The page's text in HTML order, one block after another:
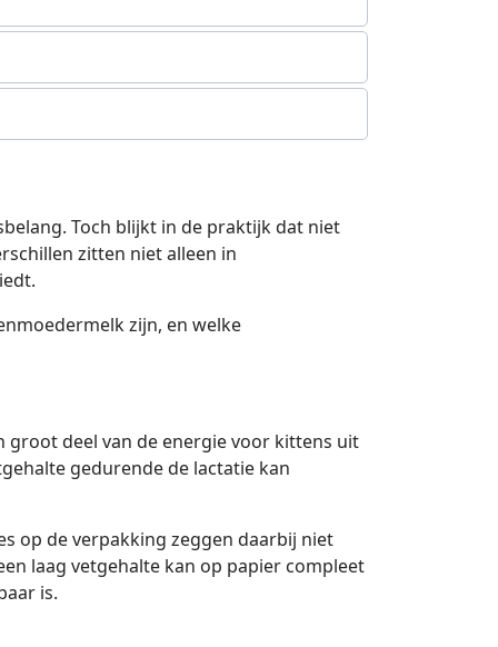
Toch blijkt in de praktijk dat niet
zitten niet alleen in
zijn, en welke
deel van de energie voor kittens uit
gedurende de lactatie kan
op de verpakking zeggen daarbij niet
laag vetgehalte kan op papier compleet
is.